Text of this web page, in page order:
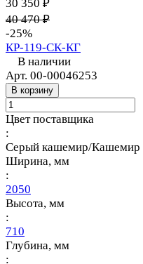
30 350 ₽
40 470 ₽
-25%
КР-119-СК-КГ
В наличии
Арт. 00-00046253
В корзину
Цвет поставщика
:
Серый кашемир/Кашемир
Ширина, мм
:
2050
Высота, мм
:
710
Глубина, мм
: